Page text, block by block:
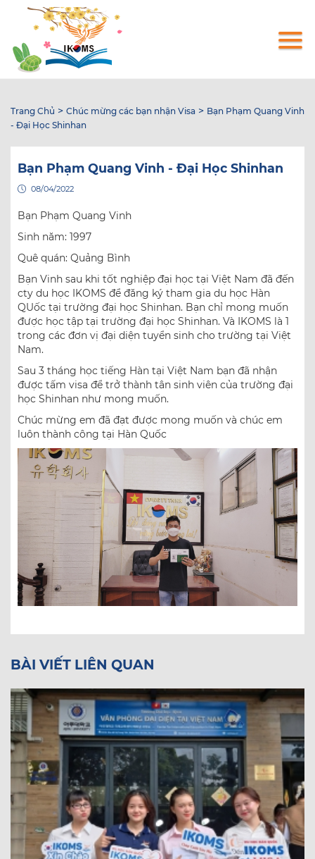
dung
Trang Chủ > Chúc mừng các bạn nhận Visa > Bạn Phạm Quang Vinh
- Đại Học Shinhan
Bạn Phạm Quang Vinh - Đại Học Shinhan
08/04/2022
Bạn Phạm Quang Vinh
Sinh năm: 1997
Quê quán: Quảng Bình
Bạn Vinh sau khi tốt nghiệp đại học tại Việt Nam đã đến
cty du học IKOMS để đăng ký tham gia du học Hàn
QUốc tại trường đại học Shinhan. Bạn chỉ mong muốn
được học tập tại trường đại học Shinhan. Và IKOMS là 1
trong các đơn vị đại diện tuyển sinh cho trường tại Việt
Nam.
Sau 3 tháng học tiếng Hàn tại Việt Nam bạn đã nhận
được tấm visa để trở thành tân sinh viên của trường đại
học Shinhan như mong muốn.
Chúc mừng em đã đạt được mong muốn và chúc em
luôn thành công tại Hàn Quốc
BÀI VIẾT LIÊN QUAN